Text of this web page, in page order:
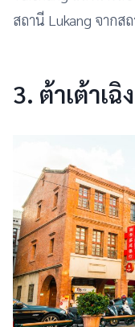
สถานี Lukang จากส
3. ต้าเต้าเ